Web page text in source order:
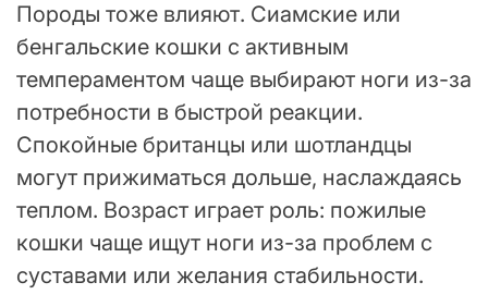
Породы тоже влияют. Сиамские или
бенгальские кошки с активным
темпераментом чаще выбирают ноги из-за
потребности в быстрой реакции.
Спокойные британцы или шотландцы
могут прижиматься дольше, наслаждаясь
теплом. Возраст играет роль: пожилые
кошки чаще ищут ноги из-за проблем с
суставами или желания стабильности.